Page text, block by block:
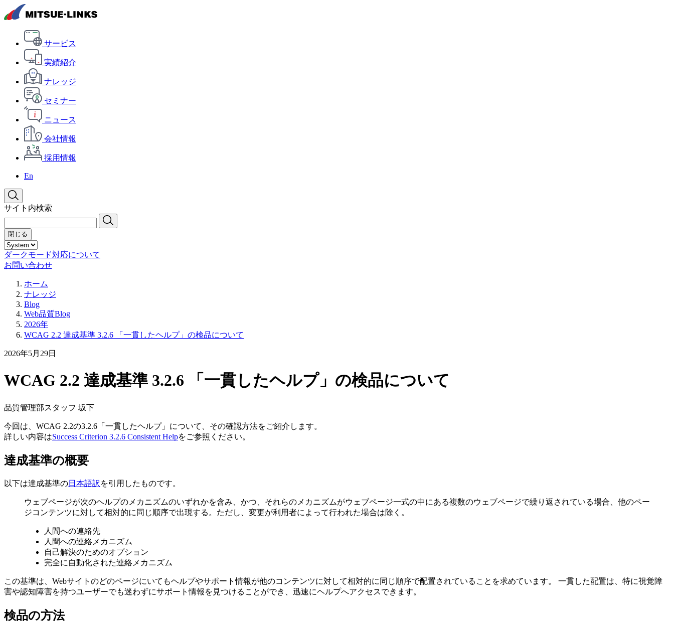
サービス
実績紹介
ナレッジ
セミナー
ニュース
会社情報
採用情報
En
サイト内検索
閉じる
ダークモード対応について
お問い合わせ
ホーム
ナレッジ
Blog
Web品質Blog
2026年
WCAG 2.2 達成基準 3.2.6 「一貫したヘルプ」の検品について
2026年5月29日
WCAG 2.2 達成基準 3.2.6 「一貫したヘルプ」の検品について
品質管理部スタッフ 坂下
今回は、WCAG 2.2の3.2.6「一貫したヘルプ」について、その確認方法をご紹介します。
詳しい内容はSuccess Criterion 3.2.6 Consistent Helpをご参照ください。
達成基準の概要
以下は達成基準の日本語訳 を引用したものです。
ウェブページが次のヘルプのメカニズムのいずれかを含み、かつ、それらのメカニズムがウェブページ一式の中にある複数のウェブページで繰り返されている場合、他のペー
ジコンテンツに対して相対的に同じ順序で出現する。ただし、変更が利用者によって行われた場合は除く。
人間への連絡先
人間への連絡メカニズム
自己解決のためのオプション
完全に自動化された連絡メカニズム
この基準は、Webサイトのどのページにいてもヘルプやサポート情報が他のコンテンツに対して相対的に同じ順序で配置されていることを求めています。 一貫した配置は、特に視覚障
害や認知障害を持つユーザーでも迷わずにサポート情報を見つけることができ、迅速にヘルプへアクセスできます。
検品の方法